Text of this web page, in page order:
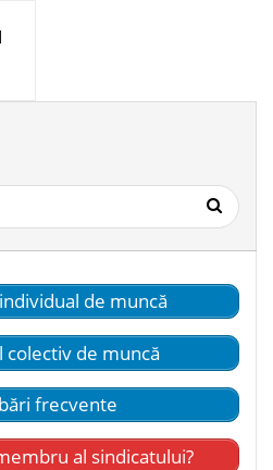
de muncă
colectiv de muncă
frecvente
al sindicatului?